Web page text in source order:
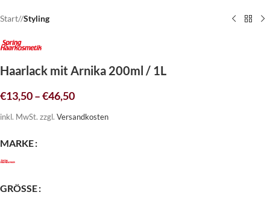
Start/ Styling
Haarlack mit Arnika 200ml / 1L
€13,50–€46,50
inkl. MwSt. zzgl. Versandkosten
MARKE
GRÖSSE